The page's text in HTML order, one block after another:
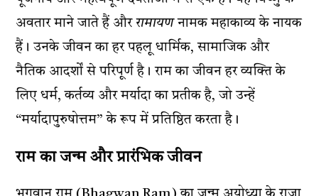
अवतार माने जाते हैं औररामायणनामक महाकाव्य के नायक
हैं। उनके जीवन का हर पहलू धार्मिक, सामाजिक और
नैतिक आदर्शों से परिपूर्ण है। राम का जीवन हर व्यक्ति के
लिए धर्म, कर्तव्य और मर्यादा का प्रतीक है, जो उन्हें
“मर्यादापुरुषोत्तम” के रूप में प्रतिष्ठित करता है।
राम का जन्म और प्रारंभिक जीवन